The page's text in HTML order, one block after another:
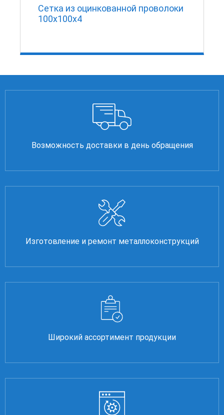
Сетка из оцинкованной проволоки
100х100х4
Возможность доставки в день обращения
Изготовление и ремонт металлоконструкций
Широкий ассортимент продукции